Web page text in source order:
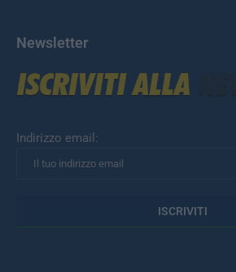
Newsletter
Indirizzo email: